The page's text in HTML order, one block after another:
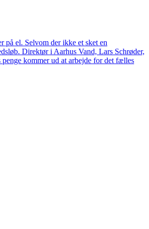
på el. Selvom der ikke et sket en
Direktør i Aarhus Vand, Lars Schrøder,
penge kommer ud at arbejde for det fælles